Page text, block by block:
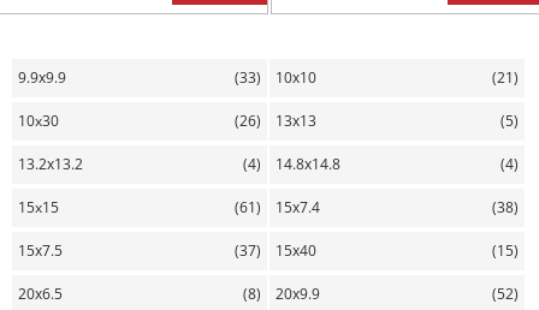
9.9х9.9 (33) 10х10 (21)
10x30 (26) 13х13 (5)
13.2х13.2 (4) 14.8х14.8 (4)
15x15 (61) 15х7.4 (38)
15х7.5 (37) 15х40 (15)
20х6.5 (8) 20х9.9 (52)